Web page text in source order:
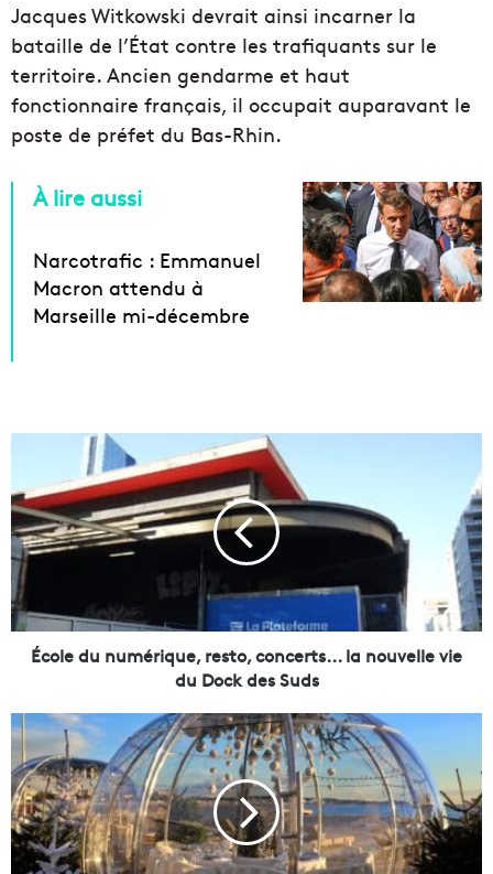
Jacques Witkowski devrait ainsi incarner la
bataille de l’État contre les trafiquants sur le
territoire. Ancien gendarme et haut
fonctionnaire français, il occupait auparavant le
poste de préfet du Bas-Rhin.
À lire aussi
Narcotrafic : Emmanuel
Macron attendu à
Marseille mi-décembre
o
l
e
d
u
n
u
i
q
u
e
,
r
e
École du numérique, resto, concerts... la nouvelle vie
du Dock des Suds
C
t
h
i
v
e